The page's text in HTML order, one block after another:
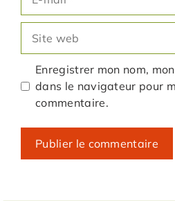
mail
web
Enregistrer mon nom,
dans le navigateur pour
commentaire.